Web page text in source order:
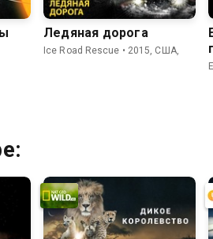
Ледяная дорога
Ice Road Rescue • 2015, США,